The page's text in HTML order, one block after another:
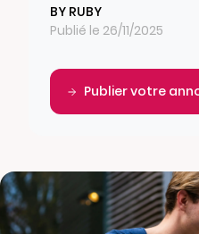
BY RUBY
Publié le 26/11/2025
Publier votre